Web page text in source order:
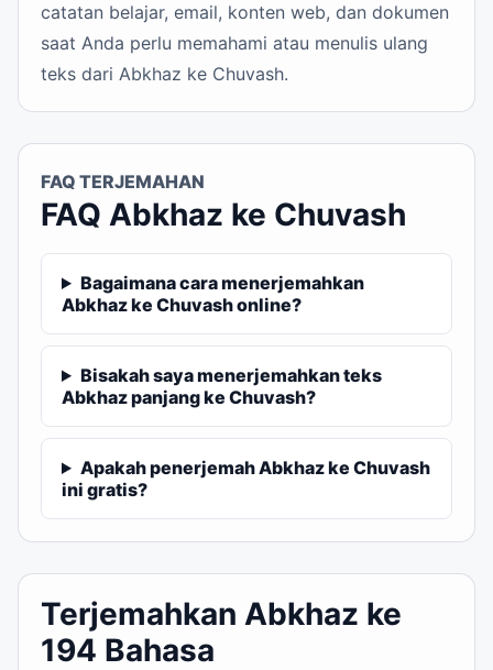
catatan belajar, email, konten web, dan dokumen
saat Anda perlu memahami atau menulis ulang
teks dari Abkhaz ke Chuvash.
FAQ TERJEMAHAN
FAQ Abkhaz ke Chuvash
Bagaimana cara menerjemahkan
Abkhaz ke Chuvash online?
Bisakah saya menerjemahkan teks
Abkhaz panjang ke Chuvash?
Apakah penerjemah Abkhaz ke Chuvash
ini gratis?
Terjemahkan Abkhaz ke
194 Bahasa